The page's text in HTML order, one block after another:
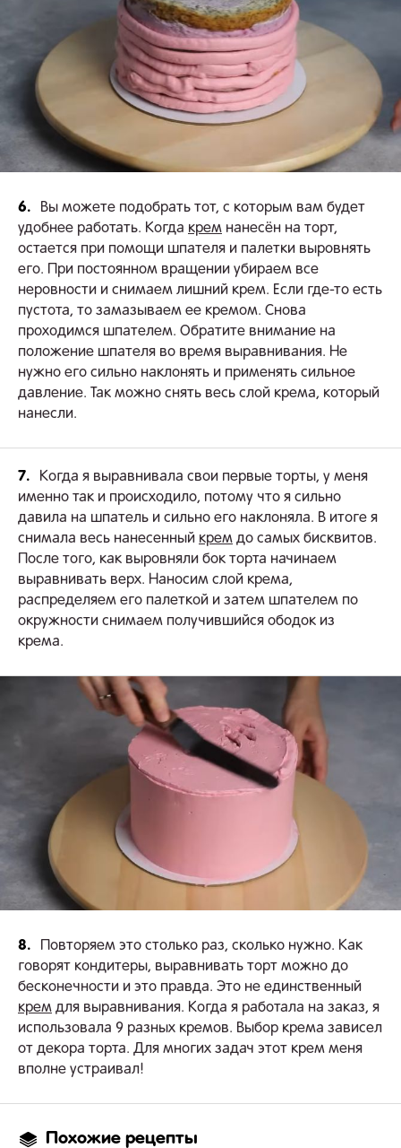
6.
Вы можете подобрать тот, с которым вам будет
удобнее работать. Когда крем нанесён на торт,
остается при помощи шпателя и палетки выровнять
его. При постоянном вращении убираем все
неровности и снимаем лишний крем. Если где-то есть
пустота, то замазываем ее кремом. Снова
проходимся шпателем. Обратите внимание на
положение шпателя во время выравнивания. Не
нужно его сильно наклонять и применять сильное
давление. Так можно снять весь слой крема, который
нанесли.
7.
Когда я выравнивала свои первые торты, у меня
именно так и происходило, потому что я сильно
давила на шпатель и сильно его наклоняла. В итоге я
снимала весь нанесенный крем до самых бисквитов.
После того, как выровняли бок торта начинаем
выравнивать верх. Наносим слой крема,
распределяем его палеткой и затем шпателем по
окружности снимаем получившийся ободок из
крема.
8.
Повторяем это столько раз, сколько нужно. Как
говорят кондитеры, выравнивать торт можно до
бесконечности и это правда. Это не единственный
крем для выравнивания. Когда я работала на заказ, я
использовала 9 разных кремов. Выбор крема зависел
от декора торта. Для многих задач этот крем меня
вполне устраивал!
Похожие рецепты